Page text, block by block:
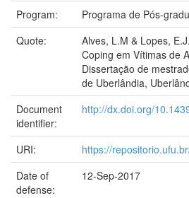
Program:
Programa de Pós-
Quote:
Alves, L.M & Lopes,
Coping em Vítimas de
Dissertação de
de Uberlândia,
Document
identifier:
http://dx.doi.org/
URI:
https://
Date of
defense:
12-Sep-2017